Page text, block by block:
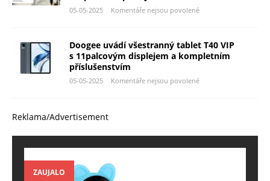
05-05-2025 Komentáře nejsou povolené
Doogee uvádí všestranný tablet T40 VIP
s 11palcovým displejem a kompletním
příslušenstvím
05-05-2025 Komentáře nejsou povolené
Reklama/Advertisement
ZAUJALO